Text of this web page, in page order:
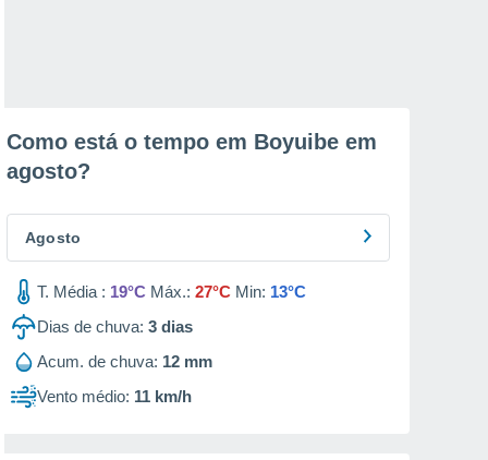
Como está o tempo em Boyuibe em
agosto?
Agosto
T. Média : 19°C Máx.: 27°C Min: 13°C
Dias de chuva: 3 dias
Acum. de chuva: 12 mm
Vento médio: 11 km/h